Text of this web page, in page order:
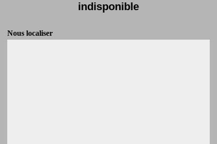
indisponible
Nous localiser